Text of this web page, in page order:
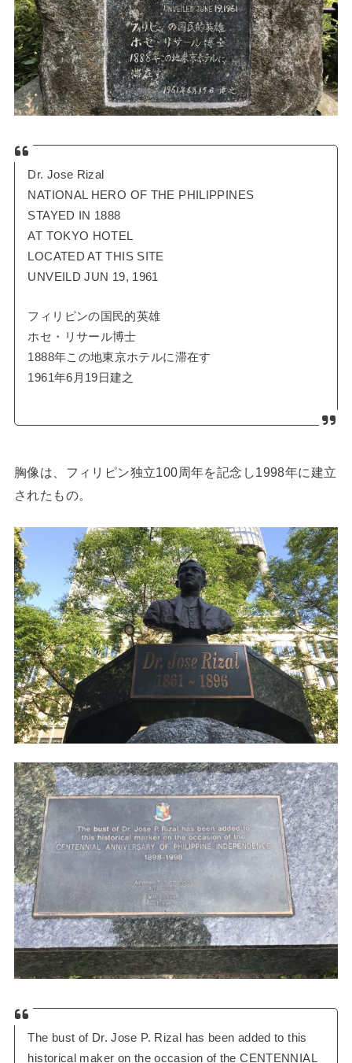
Dr. Jose Rizal
NATIONAL HERO OF THE PHILIPPINES
STAYED IN 1888
AT TOKYO HOTEL
LOCATED AT THIS SITE
UNVEILD JUN 19, 1961
フィリピンの国民的英雄
ホセ・リサール博士
1888年この地東京ホテルに滞在す
1961年6月19日建之
胸像は、フィリピン独立100周年を記念し1998年に建立
されたもの。
The bust of Dr. Jose P. Rizal has been added to this
historical maker on the occasion of the CENTENNIAL